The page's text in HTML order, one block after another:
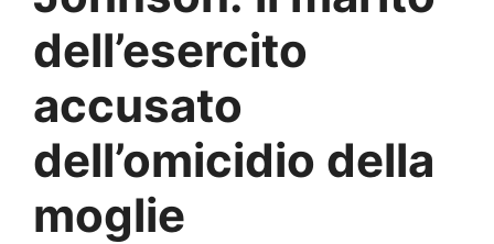
dell’esercito
accusato
dell’omicidio della
moglie